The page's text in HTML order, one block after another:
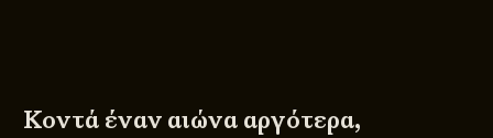
Κοντά έναν αιώνα αργότερα,